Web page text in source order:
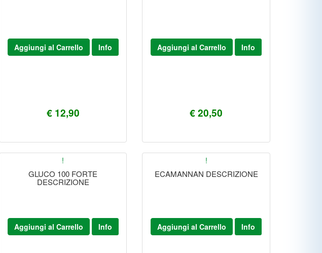
€ 12,90
Aggiungi al Carrello Info
€ 20,50
Aggiungi al Carrello Info
!
GLUCO 100 FORTE
DESCRIZIONE
Aggiungi al Carrello Info
!
ECAMANNAN DESCRIZIONE
Aggiungi al Carrello Info